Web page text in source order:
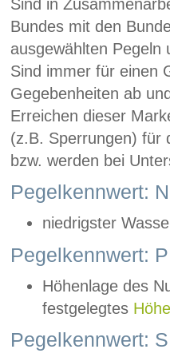
Sind in
Bundes mit den
ausgewählten
Sind immer für einen
Gegebenheiten ab
Erreichen dieser
(z.B. Sperrungen) für
bzw. werden bei
Pegelkennwert:
niedrigster
Pegelkennwert:
Höhenlage des
festgelegtes
Pegelkennwert: